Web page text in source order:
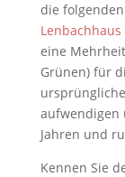
die
Lenbachhaus
eine
Grünen) für
aufwendigen
Jahren und
Kennen Sie